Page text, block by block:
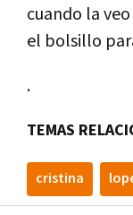
cuando la
el bolsillo
.
TEMAS
cristina